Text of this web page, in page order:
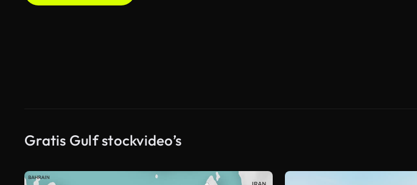
Gratis Gulf stockvideo’s